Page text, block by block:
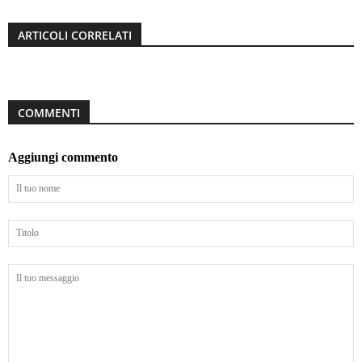
ARTICOLI CORRELATI
COMMENTI
Aggiungi commento
tuo
nome
tuo